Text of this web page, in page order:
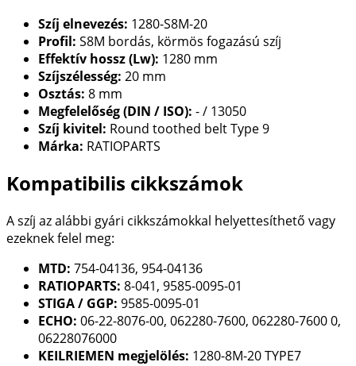
Szíj elnevezés: 1280-S8M-20
Profil: S8M bordás, körmös fogazású szíj
Effektív hossz (Lw): 1280 mm
Szíjszélesség: 20 mm
Osztás: 8 mm
Megfelelőség (DIN / ISO): - / 13050
Szíj kivitel: Round toothed belt Type 9
Márka: RATIOPARTS
Kompatibilis cikkszámok
A szíj az alábbi gyári cikkszámokkal helyettesíthető vagy
ezeknek felel meg:
MTD: 754-04136, 954-04136
RATIOPARTS: 8-041, 9585-0095-01
STIGA / GGP: 9585-0095-01
ECHO: 06-22-8076-00, 062280-7600, 062280-7600 0,
06228076000
KEILRIEMEN megjelölés: 1280-8M-20 TYPE7